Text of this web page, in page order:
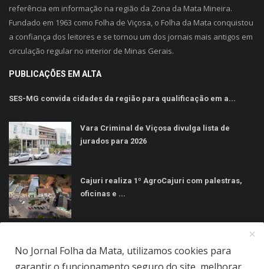
referência em informação na região da Zona da Mata Mineira.
Fundado em 1963 como Folha de Viçosa, o Folha da Mata conquistou
a confiança dos leitores e se tornou um dos jornais mais antigos em
circulação regular no interior de Minas Gerais.
PUBLICAÇÕES EM ALTA
SES-MG convida cidades da região para qualificação em a...
Vara Criminal de Viçosa divulga lista de
jurados para 2026
Cajuri realiza 1º AgroCajuri com palestras,
oficinas e ...
No Jornal Folha da Mata, utilizamos cookies para